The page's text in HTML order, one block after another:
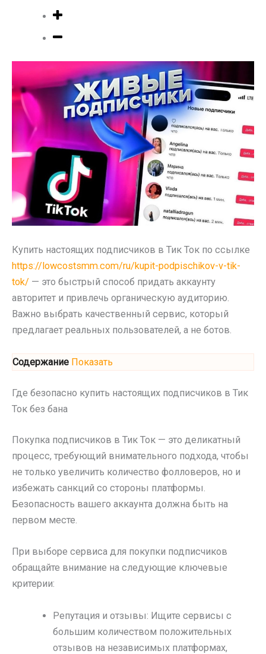
Купить настоящих подписчиков в Тик Ток по ссылке
https://lowcostsmm.com/ru/kupit-podpischikov-v-tik-
tok/ — это быстрый способ придать аккаунту
авторитет и привлечь органическую аудиторию.
Важно выбрать качественный сервис, который
предлагает реальных пользователей, а не ботов.
Содержание Показать
Где безопасно купить настоящих подписчиков в Тик
Ток без бана
Покупка подписчиков в Тик Ток — это деликатный
процесс, требующий внимательного подхода, чтобы
не только увеличить количество фолловеров, но и
избежать санкций со стороны платформы.
Безопасность вашего аккаунта должна быть на
первом месте.
При выборе сервиса для покупки подписчиков
обращайте внимание на следующие ключевые
критерии:
Репутация и отзывы: Ищите сервисы с
большим количеством положительных
отзывов на независимых платформах,